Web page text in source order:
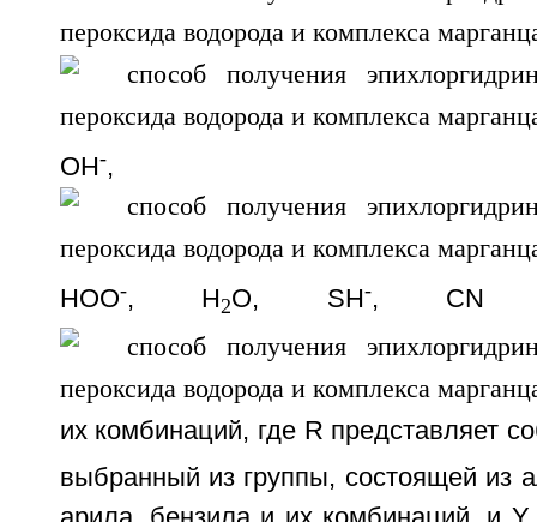
ОН-,
HOO-, H2O, SH-, CN
их комбинаций, где R представляет
выбранный из группы, состоящей из